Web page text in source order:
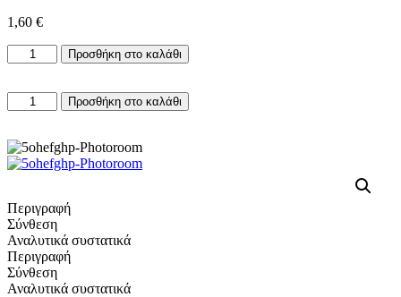
1,60 €
Piper
Cat
Σολομός
Pouch
ποσότητα
Προσθήκη στο καλάθι
Piper
Cat
Σολομός
Pouch
Προσθήκη στο καλάθι
Περιγραφή
Σύνθεση
Αναλυτικά συστατικά
Περιγραφή
Σύνθεση
Αναλυτικά συστατικά